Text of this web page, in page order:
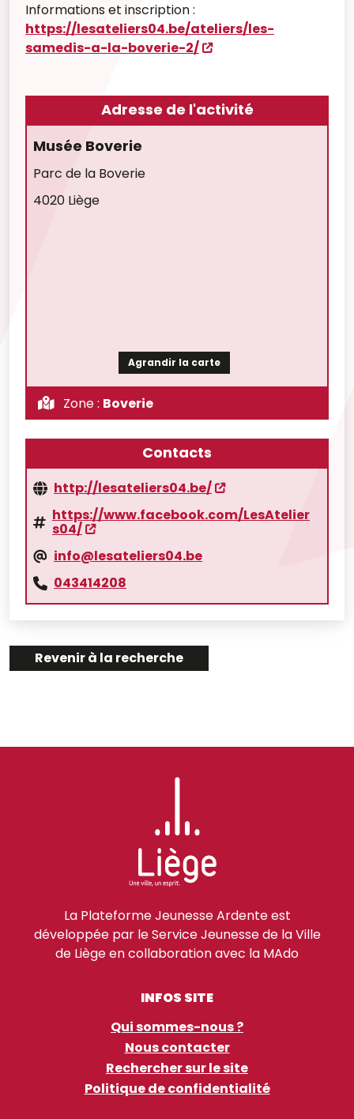
Informations et inscription :
https://lesateliers04.be/ateliers/les-
samedis-a-la-boverie-2/
Adresse de l'activité
Musée Boverie
Parc de la Boverie
4020 Liège
Agrandir la carte
Zone : Boverie
Contacts
http://lesateliers04.be/
https://www.facebook.com/LesAtelier
s04/
info@lesateliers04.be
043414208
Revenir à la recherche
La Plateforme Jeunesse Ardente est
développée par le Service Jeunesse de la Ville
de Liège en collaboration avec la MAdo
INFOS SITE
Qui sommes-nous ?
Nous contacter
Rechercher sur le site
Politique de confidentialité